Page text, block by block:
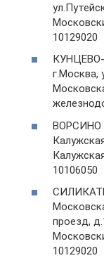
10129020
КУНЦЕВО-
г.Москва,
ВОРСИНО
10106050
проезд,
10129020